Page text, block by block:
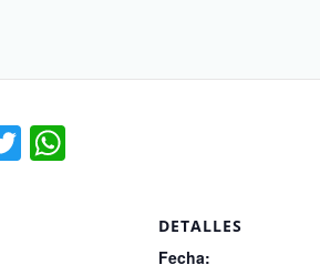
T
wi
DETALLES
Fecha: